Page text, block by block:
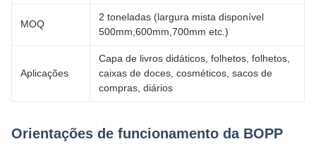
MOQ
2 toneladas (largura mista disponível
500mm,600mm,700mm etc.)
Aplicações
Capa de livros didáticos, folhetos, folhetos,
caixas de doces, cosméticos, sacos de
compras, diários
Orientações de funcionamento da BOPP